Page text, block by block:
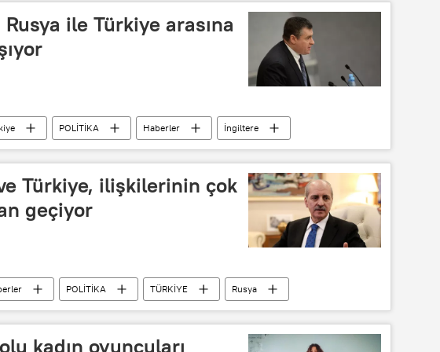
ile Türkiye arasına
POLİTİKA Haberler
İngiltere
Slutskiy
Sergey Skripal
Türkiye, ilişkilerinin çok
geçiyor
POLİTİKA TÜRKİYE
Rusya
İlişkiler Konseyi (RIAC) Rusya-Türkiye ilişkileri
kadın oyuncuları